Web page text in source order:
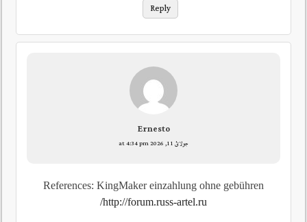
Reply
Ernesto
جولائ 11, 2026 at 4:34 pm
References: KingMaker einzahlung ohne gebühren
http://forum.russ-artel.ru/